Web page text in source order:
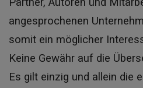
angesprochenen
somit ein möglicher
Keine Gewähr auf die
Es gilt einzig und allein die